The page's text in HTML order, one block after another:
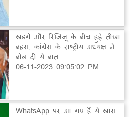
खड़गे और रिजिजू के बीच हुई तीखा
बहस, कांग्रेस के राष्ट्रीय अध्यक्ष ने
बोल दी ये बात...
06-11-2023 09:05:02 PM
WhatsApp पर आ गए हैं ये खास